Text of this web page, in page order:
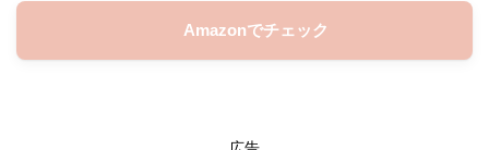
Amazonでチェック